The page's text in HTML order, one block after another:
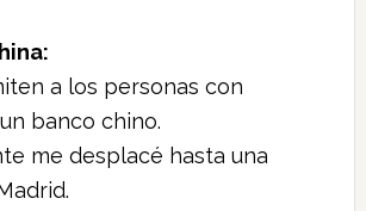
a los personas con
banco chino.
me desplacé hasta una